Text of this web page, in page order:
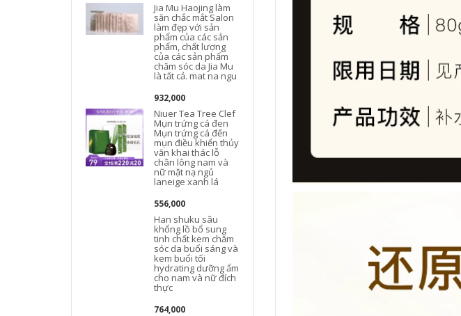
Jia Mu Haojing làm
săn chắc mắt Salon
làm đẹp với sản
phẩm của các sản
phẩm, chất lượng
của các sản phẩm
chăm sóc da Jia Mu
là tất cả. mat na ngu
932,000
Niuer Tea Tree Clef
Mụn trứng cá đen
Mụn trứng cá đến
mụn điều khiển thủy
văn khai thác lỗ
chân lông nam và
nữ mặt nạ ngủ
laneige xanh lá
556,000
Han shuku sâu
khổng lồ bổ sung
tinh chất kem chăm
sóc da buổi sáng và
kem buổi tối
hydrating dưỡng ẩm
cho nam và nữ đích
thực
764,000
Mimi Control Epox
Cleanser 2 Pack
sữa rửa mặt dành
415,000
SNP động vật vương
Quốc tình yêu chính
hãng 12 hydrating
làm sáng da màu
sét bạc hà
lượng mặt trời mặt